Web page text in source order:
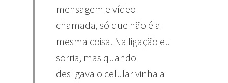
mensagem e vídeo
chamada, só que não é a
mesma coisa. Na ligação eu
sorria, mas quando
desligava o celular vinha a